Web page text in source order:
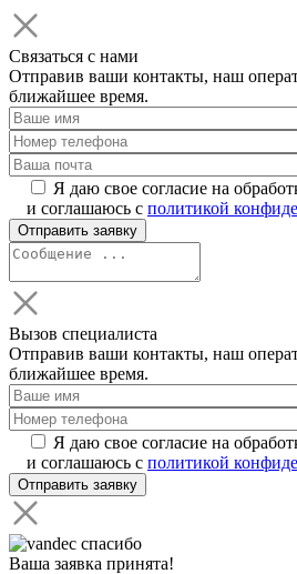
Связаться с нами
Отправив ваши контакты, наш
ближайшее время.
Я даю свое согласие на
и соглашаюсь с политикой
Вызов специалиста
Отправив ваши контакты, наш
ближайшее время.
Я даю свое согласие на
и соглашаюсь с политикой
Ваша заявка принята!